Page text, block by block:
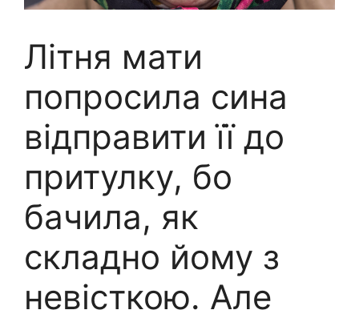
Літня мати
попросила сина
відправити її до
притулку, бо
бачила, як
складно йому з
невісткою. Але